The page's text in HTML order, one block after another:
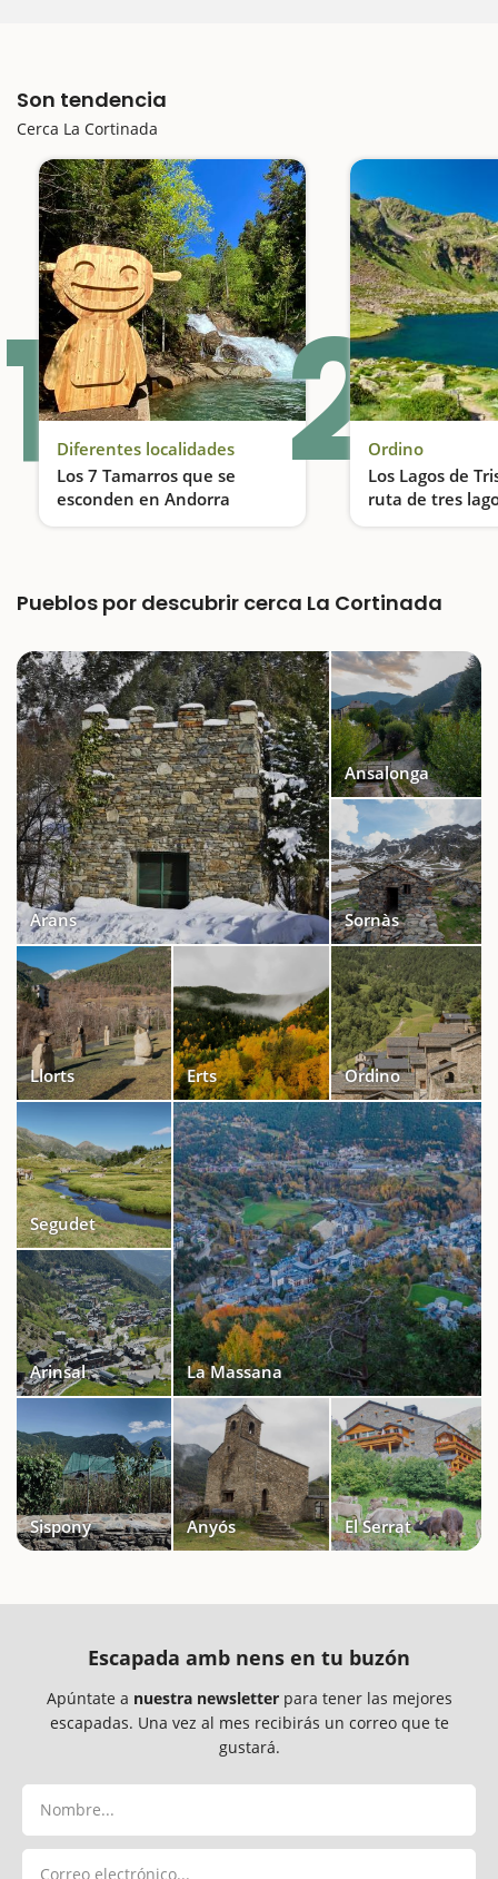
Son tendencia
Cerca La Cortinada
1 Diferentes localidades
Los 7 Tamarros que se
esconden en Andorra
Descubre los Tamarros de Andorra, una actividad ideal para realizar en familia
2Ordino
Los Lagos de
ruta de tres
Pueblos por descubrir cerca La Cortinada
Arans
Ansalonga
Sornàs
Llorts Erts Ordino
Segudet
Arinsal La Massana
Sispony Anyós El Serrat
Escapada amb nens en tu buzón
Apúntate a nuestra newsletterpara tener las mejores
escapadas. Una vez al mes recibirás un correo que te
gustará.